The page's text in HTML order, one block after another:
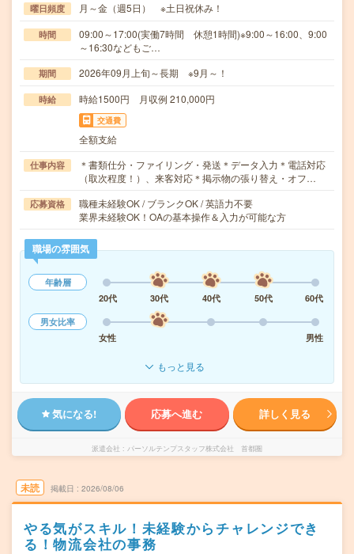
曜日頻度 月～金（週5日） ※土日祝休み！
時間
09:00～17:00(実働7時間 休憩1時間)※9:00～16:00、9:00
～16:30などもご…
期間 2026年09月上旬～長期 ※9月～！
時給 時給1500円 月収例 210,000円
交通費
全額支給
仕事内容
＊書類仕分・ファイリング・発送＊データ入力＊電話対応
（取次程度！）、来客対応＊掲示物の張り替え・オフ…
応募資格
職種未経験OK / ブランクOK / 英語力不要
業界未経験OK！OAの基本操作＆入力が可能な方
職場の雰囲気
年齢層
20代
30代 40代 50代
60代
男女比率
女性
男性
もっと見る
気になる! 応募へ進む 詳しく見る
派遣会社 パーソルテンプスタッフ株式会社 首都圏
未読 掲載日 2026/08/06
やる気がスキル！未経験からチャレンジでき
る！物流会社の事務